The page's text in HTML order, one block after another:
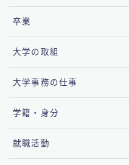
卒業
大学の取組
大学事務の仕事
学籍・身分
就職活動